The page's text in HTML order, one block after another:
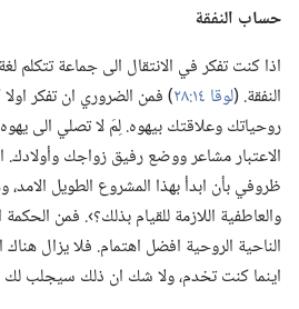
حساب النفقة
اذا كنت تفكر في الانتقال الى جماعة
النفقة.‏ (‏لوقا ١٤:‏٢٨
‏)‏ فمن الضروري ان تفكر
روحياتك وعلاقتك بيهوه.‏ لِمَ لا تصلي الى
الاعتبار مشاعر ووضع رفيق زواجك
ظروفي بأن ابدأ بهذا المشروع الطويل الامد،‏
والعاطفية اللازمة للقيام بذلك؟‏›.‏ فمن
الناحية الروحية افضل اهتمام.‏ فلا يزال هناك
اينما كنت تخدم،‏ ولا شك ان ذلك سيجلب لك